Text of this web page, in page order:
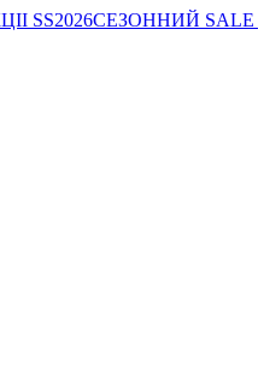
SS2026СЕЗОННИЙ SALE